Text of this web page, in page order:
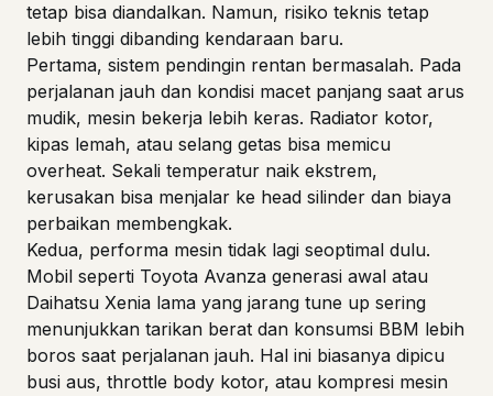
tetap bisa diandalkan. Namun, risiko teknis tetap
lebih tinggi dibanding kendaraan baru.
Pertama, sistem pendingin rentan bermasalah. Pada
perjalanan jauh dan kondisi macet panjang saat arus
mudik, mesin bekerja lebih keras. Radiator kotor,
kipas lemah, atau selang getas bisa memicu
overheat. Sekali temperatur naik ekstrem,
kerusakan bisa menjalar ke head silinder dan biaya
perbaikan membengkak.
Kedua, performa mesin tidak lagi seoptimal dulu.
Mobil seperti Toyota Avanza generasi awal atau
Daihatsu Xenia lama yang jarang tune up sering
menunjukkan tarikan berat dan konsumsi BBM lebih
boros saat perjalanan jauh. Hal ini biasanya dipicu
busi aus, throttle body kotor, atau kompresi mesin